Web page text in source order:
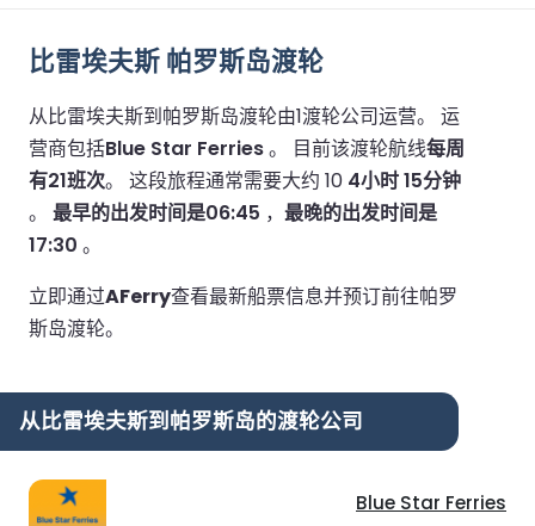
比雷埃夫斯 帕罗斯岛渡轮
从比雷埃夫斯到帕罗斯岛渡轮由1渡轮公司运营。 运
营商包括Blue Star Ferries。 目前该渡轮航线每周
有21班次。 这段旅程通常需要大约 10 4小时 15分钟
。 最早的出发时间是06:45 ， 最晚的出发时间是
17:30 。
立即通过AFerry查看最新船票信息并预订前往帕罗
斯岛渡轮。
从比雷埃夫斯到帕罗斯岛的渡轮公司
Blue Star Ferries